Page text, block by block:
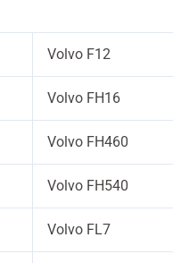
Volvo F12
Volvo FH16
Volvo FH460
Volvo FH540
Volvo FL7